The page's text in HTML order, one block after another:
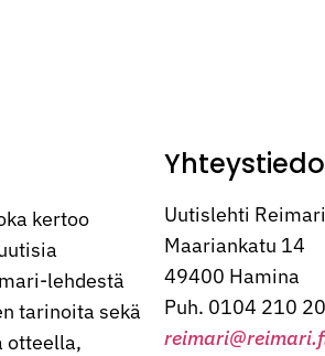
kertoo
lehdestä
tarinoita sekä
otteella,
Uutislehti Reimari
Maariankatu 14
49400 Hamina
Puh. 0104 210